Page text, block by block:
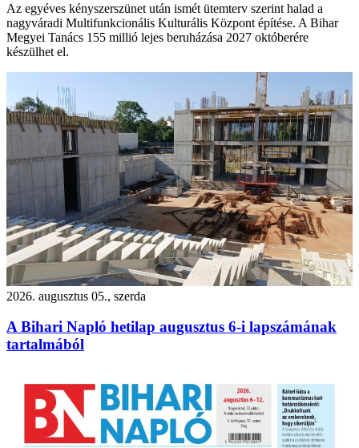
Az egyéves kényszerszünet után ismét ütemterv szerint halad a
nagyváradi Multifunkcionális Kulturális Központ építése. A Bihar
Megyei Tanács 155 millió lejes beruházása 2027 októberére
készülhet el.
2026. augusztus 05., szerda
A Bihari Napló hetilap augusztus 6-i lapszámának
tartalmából